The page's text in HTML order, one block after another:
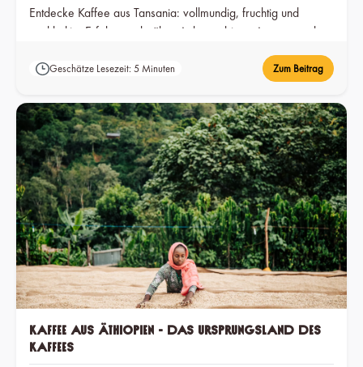
Entdecke Kaffee aus Tansania: vollmundig, fruchtig und
nachhaltig. Erfahre mehr über Anbaugebiete, Aromen und
Geschätze Lesezeit: 5 Minuten Zum Beitrag
Kaffee aus Äthiopien - Das Ursprungsland des
Kaffees